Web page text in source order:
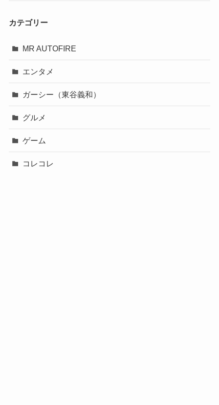
カテゴリー
MR AUTOFIRE
エンタメ
ガーシー（東谷義和）
グルメ
ゲーム
コレコレ